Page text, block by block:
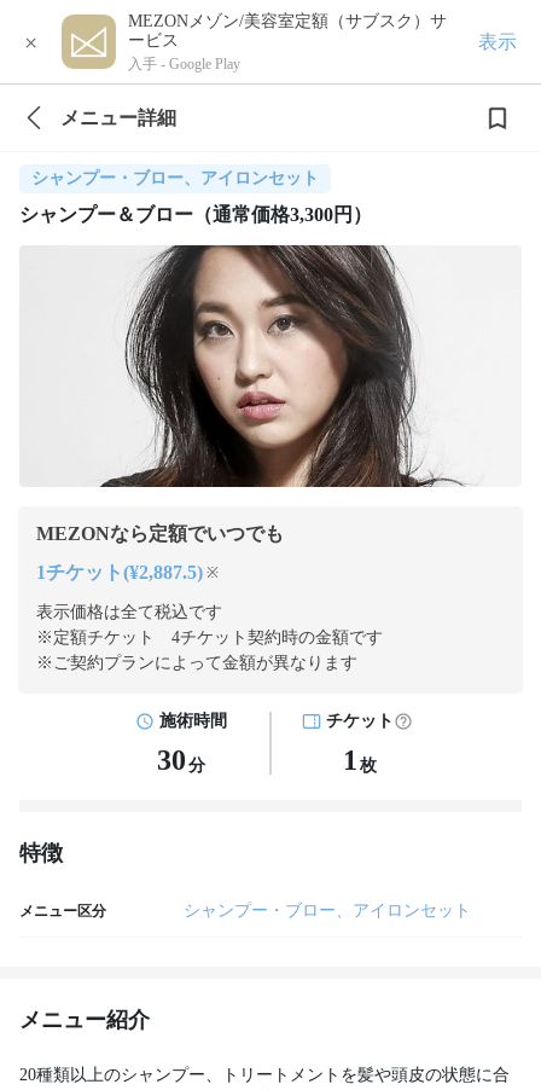
×
MEZONメゾン/美容室定額（サブスク）サ
ービス
入手 - Google Play
表示
メニュー詳細
シャンプー・ブロー、アイロンセット
シャンプー＆ブロー（通常価格3,300円）
MEZONなら定額でいつでも
1チケット(¥2,887.5) ※
表示価格は全て税込です
※定額チケット 4チケット契約時の金額です
※ご契約プランによって金額が異なります
施術時間
30 分
チケット
1 枚
特徴
メニュー区分 シャンプー・ブロー、アイロンセット
メニュー紹介
20種類以上のシャンプー、トリートメントを髪や頭皮の状態に合